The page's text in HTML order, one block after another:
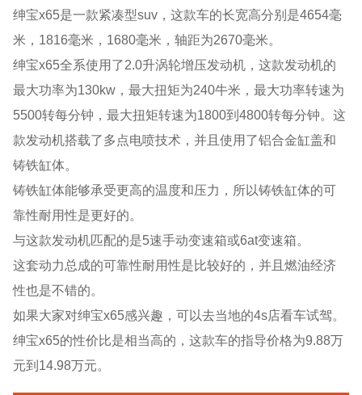
绅宝x65是一款紧凑型suv，这款车的长宽高分别是4654毫
米，1816毫米，1680毫米，轴距为2670毫米。
绅宝x65全系使用了2.0升涡轮增压发动机，这款发动机的
最大功率为130kw，最大扭矩为240牛米，最大功率转速为
5500转每分钟，最大扭矩转速为1800到4800转每分钟。这
款发动机搭载了多点电喷技术，并且使用了铝合金缸盖和
铸铁缸体。
铸铁缸体能够承受更高的温度和压力，所以铸铁缸体的可
靠性耐用性是更好的。
与这款发动机匹配的是5速手动变速箱或6at变速箱。
这套动力总成的可靠性耐用性是比较好的，并且燃油经济
性也是不错的。
如果大家对绅宝x65感兴趣，可以去当地的4s店看车试驾。
绅宝x65的性价比是相当高的，这款车的指导价格为9.88万
元到14.98万元。